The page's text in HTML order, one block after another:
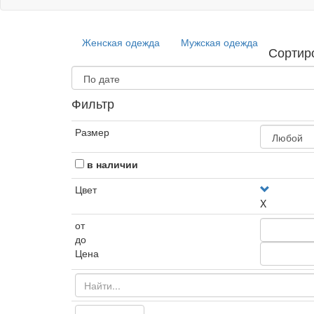
Женская одежда Мужская одежда
Фильтр
Размер
в наличии
Цвет
X
от
до
Цена